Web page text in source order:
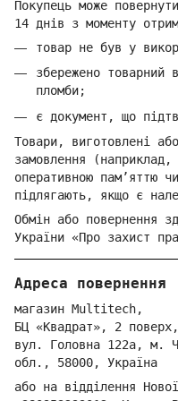
Покупець може
14 днів з моменту
товар не був у
збережено товарний
пломби;
є документ, що
Товари, виготовлені
замовлення (наприклад,
оперативною пам’яттю
підлягають, якщо є
Обмін або повернення
України «Про захист
Адреса повернення
магазин Multitech,
БЦ «Квадрат», 2 поверх,
вул. Головна 122а, м.
обл., 58000, Україна
або на відділення Но